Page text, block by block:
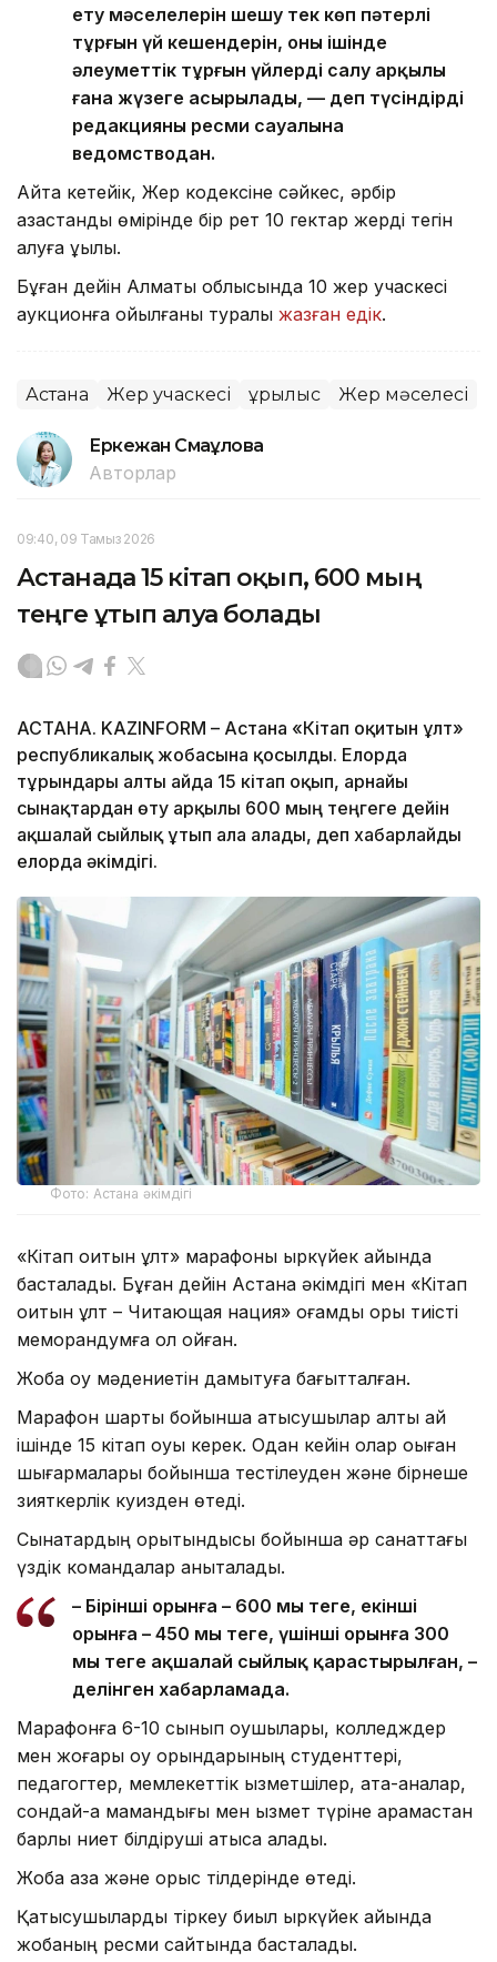
ету мәселелерін шешу тек көп пәтерлі
тұрғын үй кешендерін, оның ішінде
әлеуметтік тұрғын үйлерді салу арқылы
ғана жүзеге асырылады, — деп түсіндірді
редакцияның ресми сауалына
ведомстводан.
Айта кетейік, Жер кодексіне сәйкес, әрбір
қазақстандық өмірінде бір рет 10 гектар жерді тегін
алуға құқылы.
Бұған дейін Алматы облысында 10 жер учаскесі
аукционға қойылғаны туралы жазған едік.
Астана Жер учаскесі Құрылыс Жер мәселесі
Еркежан Смағұлова
Авторлар
09:40, 09 Тамыз 2026
Астанада 15 кітап оқып, 600 мың
теңге ұтып алуға болады
АСТАНА. KAZINFORM – Астана «Кітап оқитын ұлт»
республикалық жобасына қосылды. Елорда
тұрғындары алты айда 15 кітап оқып, арнайы
сынақтардан өту арқылы 600 мың теңгеге дейін
ақшалай сыйлық ұтып ала алады, деп хабарлайды
елорда әкімдігі.
Фото: Астана әкімдігі
«Кітап оқитын ұлт» марафоны қыркүйек айында
басталады. Бұған дейін Астана әкімдігі мен «Кітап
оқитын ұлт – Читающая нация» қоғамдық қоры тиісті
меморандумға қол қойған.
Жоба оқу мәдениетін дамытуға бағытталған.
Марафон шарты бойынша қатысушылар алты ай
ішінде 15 кітап оқуы керек. Одан кейін олар оқыған
шығармалары бойынша тестілеуден және бірнеше
зияткерлік куизден өтеді.
Сынақтардың қорытындысы бойынша әр санаттағы
үздік командалар анықталады.
– Бірінші орынға – 600 мың теңге, екінші
орынға – 450 мың теңге, үшінші орынға 300
мың теңге ақшалай сыйлық қарастырылған, –
делінген хабарламада.
Марафонға 6-10 сынып оқушылары, колледждер
мен жоғары оқу орындарының студенттері,
педагогтер, мемлекеттік қызметшілер, ата-аналар,
сондай-ақ мамандығы мен қызмет түріне қарамастан
барлық ниет білдіруші қатыса алады.
Жоба қазақ және орыс тілдерінде өтеді.
Қатысушыларды тіркеу биыл қыркүйек айында
жобаның ресми сайтында басталады.